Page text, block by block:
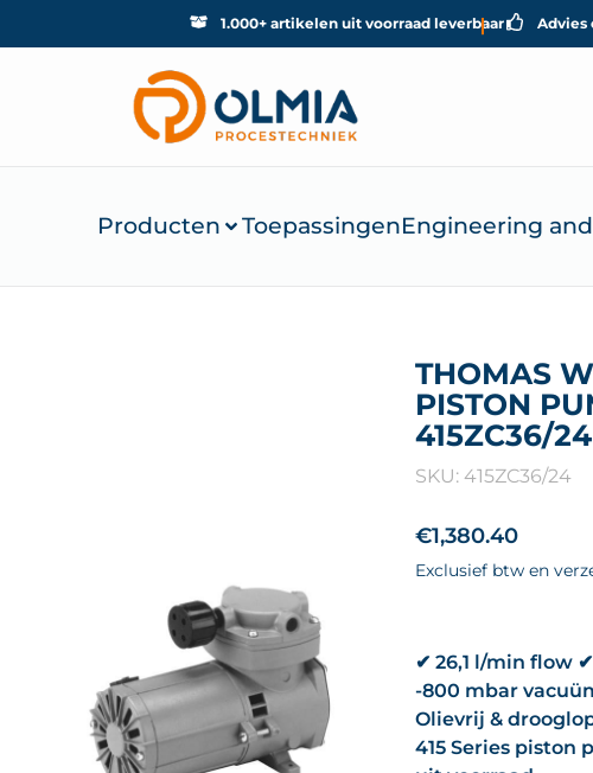
1.000+ artikelen uit voorraad leverbaar Advies
Producten ToepassingenEngineering
THOMAS
PISTON
415ZC36/24
SKU: 415ZC36/24
€1,380.40
Exclusief btw en
✔ 26,1 l/min flow
-800 mbar
Olievrij &
415 Series piston